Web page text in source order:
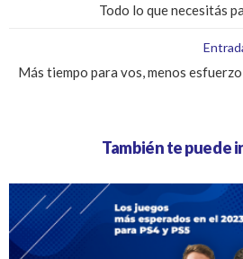
También te puede